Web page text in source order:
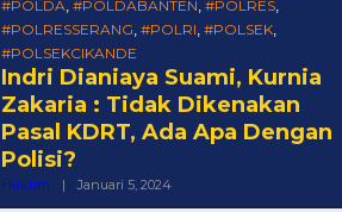
#POLDA, #POLDABANTEN, #POLRES,
#POLRESSERANG, #POLRI, #POLSEK,
#POLSEKCIKANDE
Indri Dianiaya Suami, Kurnia
Zakaria : Tidak Dikenakan
Pasal KDRT, Ada Apa Dengan
Polisi?
Hukrim | Januari 5, 2024Oleh